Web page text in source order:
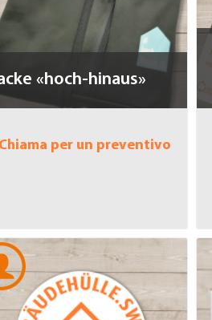
«hoch-hinaus»
per un preventivo